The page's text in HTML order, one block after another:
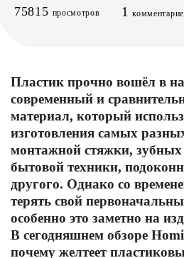
75815 просмотров 1
Пластик прочно вошёл в
современный и
материал, который
изготовления самых
монтажной стяжки, зубных
бытовой техники,
другого. Однако со
терять свой
особенно это заметно на
В сегодняшнем обзоре
почему желтеет